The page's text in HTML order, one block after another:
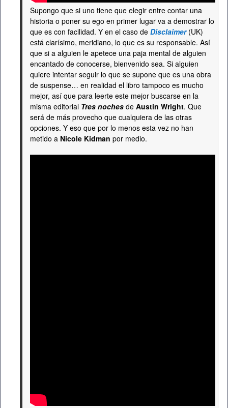
Supongo que si uno tiene que elegir entre contar una
historia o poner su ego en primer lugar va a demostrar lo
que es con facilidad. Y en el caso de Disclaimer (UK)
está clarísimo, meridiano, lo que es su responsable. Así
que si a alguien le apetece una paja mental de alguien
encantado de conocerse, bienvenido sea. Si alguien
quiere intentar seguir lo que se supone que es una obra
de suspense… en realidad el libro tampoco es mucho
mejor, así que para leerte este mejor buscarse en la
misma editorial Tres noches de Austin Wright. Que
será de más provecho que cualquiera de las otras
opciones. Y eso que por lo menos esta vez no han
metido a Nicole Kidman por medio.